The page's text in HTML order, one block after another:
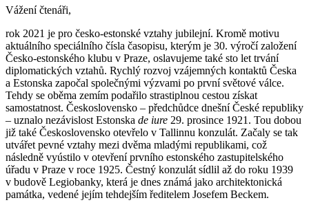
Vážení čtenáři,
rok 2021 je pro česko-estonské vztahy jubilejní. Kromě motivu
aktuálního speciálního čísla časopisu, kterým je 30. výročí založení
Česko-estonského klubu v Praze, oslavujeme také sto let trvání
diplomatických vztahů. Rychlý rozvoj vzájemných kontaktů Česka
a Estonska započal společnými výzvami po první světové válce.
Tehdy se oběma zemím podařilo strastiplnou cestou získat
samostatnost. Československo – předchůdce dnešní České republiky
– uznalo nezávislost Estonska de iure 29. prosince 1921. Tou dobou
již také Československo otevřelo v Tallinnu konzulát. Začaly se tak
utvářet pevné vztahy mezi dvěma mladými republikami, což
následně vyústilo v otevření prvního estonského zastupitelského
úřadu v Praze v roce 1925. Čestný konzulát sídlil až do roku 1939
v budově Legiobanky, která je dnes známá jako architektonická
památka, vedené jejím tehdejším ředitelem Josefem Beckem.